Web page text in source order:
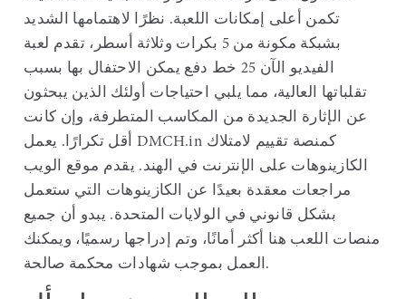
تكمن أعلى إمكانات اللعبة. نظرًا لاهتمامها الشديد
بشبكة مكونة من 5 بكرات وثلاثة أسطر، تقدم لعبة
الفيديو الآن 25 خط دفع يمكن الاحتفال بها بسبب
تقلباتها العالية، مما يلبي احتياجات أولئك الذين يبحثون
عن الإثارة الجديدة من المكاسب المتطرفة، وإن كانت
أقل تكرارًا. يعمل DMCH.in كمنصة تقييم لامتلاك
الكازينوهات على الإنترنت في الهند. يقدم موقع الويب
مراجعات معقدة بعيدًا عن الكازينوهات التي ستعمل
بشكل قانوني في الولايات المتحدة. يبدو أن جميع
منصات اللعب هنا أكثر أمانًا، وتم إدراجها رسميًا، ويمكنك
العمل بموجب شهادات محكمة صالحة.